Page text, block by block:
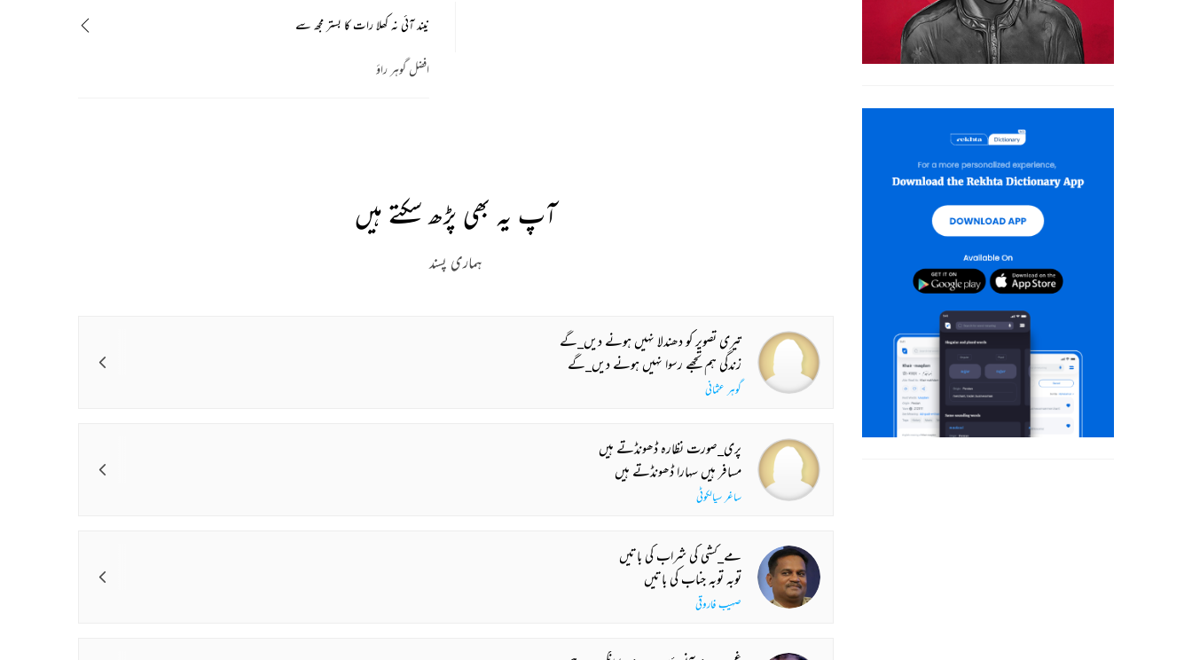
نیند آئی نہ کھلا رات کا بستر مجھ سے
افضل گوہر راؤ
آپ یہ بھی پڑھ سکتے ہیں
ہماری پسند
تیری تصویر کو دھندلا نہیں ہونے دیں_گے
زندگی ہم تجھے رسوا نہیں ہونے دیں_گے
گوہر عثمانی
پری_صورت نظارہ ڈھونڈتے ہیں
مسافر ہیں سہارا ڈھونڈتے ہیں
ساغر سیالکوٹی
مے_کشی کی شراب کی باتیں
توبہ توبہ جناب کی باتیں
صہیب فاروقی